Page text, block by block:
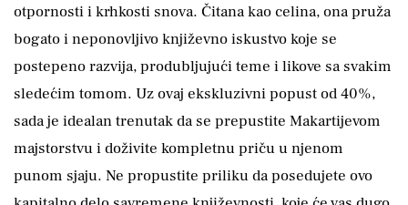
otpornosti i krhkosti snova. Čitana kao celina, ona pruža
bogato i neponovljivo književno iskustvo koje se
postepeno razvija, produbljujući teme i likove sa svakim
sledećim tomom. Uz ovaj ekskluzivni popust od 40%,
sada je idealan trenutak da se prepustite Makartijevom
majstorstvu i doživite kompletnu priču u njenom
punom sjaju. Ne propustite priliku da posedujete ovo